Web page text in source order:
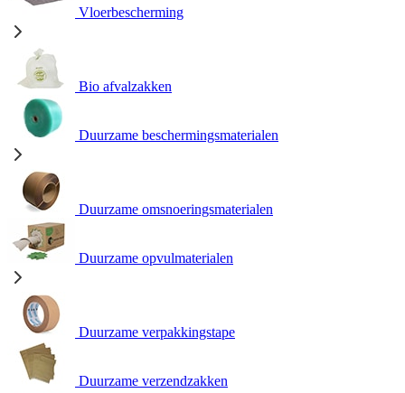
Vloerbescherming
Bio afvalzakken
Duurzame beschermingsmaterialen
Duurzame omsnoeringsmaterialen
Duurzame opvulmaterialen
Duurzame verpakkingstape
Duurzame verzendzakken